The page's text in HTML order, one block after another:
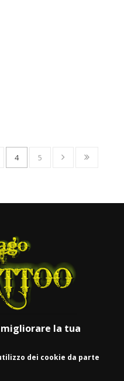
4 5
migliorare la tua
dei cookie da parte